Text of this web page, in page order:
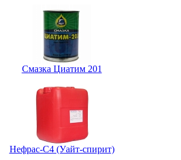
Смазка Циатим 201
Нефрас-С4 (Уайт-спирит)